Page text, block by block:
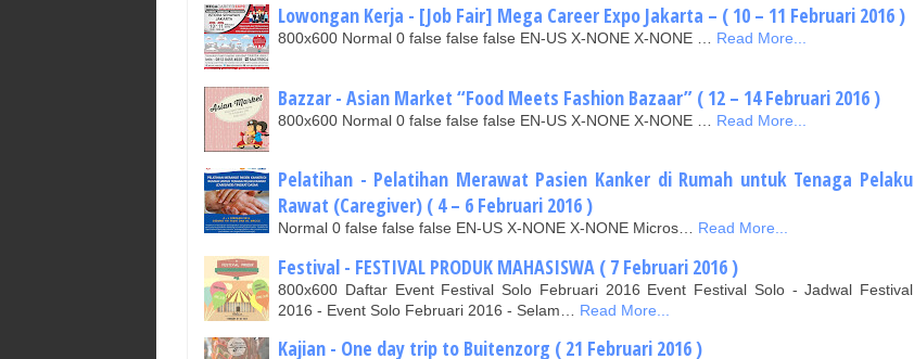
Lowongan Kerja - [Job Fair] Mega Career Expo Jakarta – ( 10 – 11 Februari 2016 )
800x600 Normal 0 false false false EN-US X-NONE X-NONE … Read More...
Bazzar - Asian Market “Food Meets Fashion Bazaar” ( 12 – 14 Februari 2016 )
800x600 Normal 0 false false false EN-US X-NONE X-NONE … Read More...
Pelatihan - Pelatihan Merawat Pasien Kanker di Rumah untuk Tenaga Pelaku
Rawat (Caregiver) ( 4 – 6 Februari 2016 )
Normal 0 false false false EN-US X-NONE X-NONE Micros… Read More...
Festival - FESTIVAL PRODUK MAHASISWA ( 7 Februari 2016 )
800x600 Daftar Event Festival Solo Februari 2016 Event Festival Solo - Jadwal Festival
2016 - Event Solo Februari 2016 - Selam…
Read More...
Kajian - One day trip to Buitenzorg ( 21 Februari 2016 )